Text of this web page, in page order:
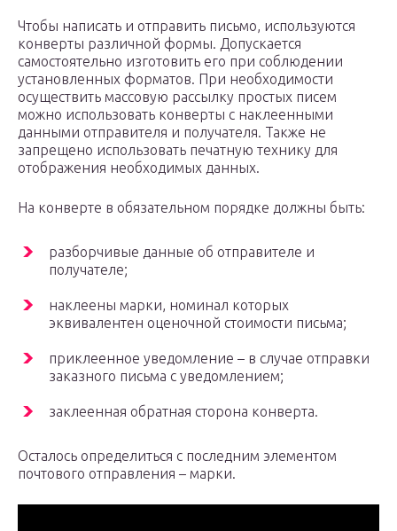
Чтобы написать и отправить письмо, используются
конверты различной формы. Допускается
самостоятельно изготовить его при соблюдении
установленных форматов. При необходимости
осуществить массовую рассылку простых писем
можно использовать конверты с наклеенными
данными отправителя и получателя. Также не
запрещено использовать печатную технику для
отображения необходимых данных.
На конверте в обязательном порядке должны быть:
разборчивые данные об отправителе и
получателе;
наклеены марки, номинал которых
эквивалентен оценочной стоимости письма;
приклеенное уведомление – в случае отправки
заказного письма с уведомлением;
заклеенная обратная сторона конверта.
Осталось определиться с последним элементом
почтового отправления – марки.